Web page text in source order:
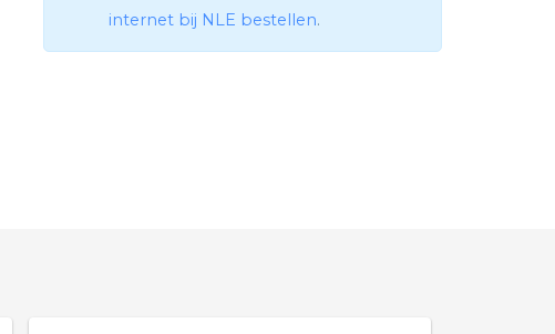
internet bij NLE bestellen.